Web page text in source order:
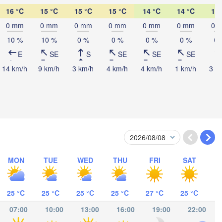
16 °C
0 mm
10 %
E
14 km/h
15 °C
0 mm
10 %
SE
9 km/h
15 °C
0 mm
0 %
S
3 km/h
15 °C
0 mm
0 %
SE
4 km/h
14 °C
0 mm
0 %
SE
4 km/h
14 °C
0 mm
0 %
SE
1 km/h
14
0
0
3
MON
25 °C
TUE
25 °C
WED
25 °C
THU
25 °C
FRI
27 °C
SAT
25 °C
07:00 10:00 13:00 16:00 19:00 22:00
Lucknow Siliguri
日喀则市
काठमाडौं
(Kathmandu)
Gorakhpur
पोखरा
(Pokhara)
NEPAL